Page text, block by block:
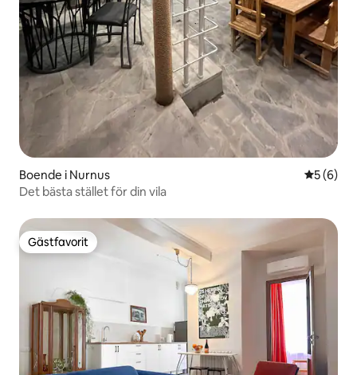
Boende i Nurnus 5 av 5 i
5 (6)
Det bästa stället för din vila
Gästfavorit
Gästfavorit